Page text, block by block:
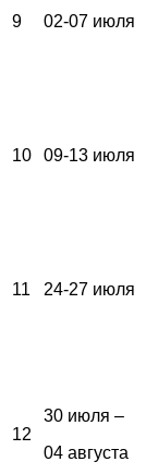
9 02-07 июля
10 09-13 июля
11 24-27 июля
12
30 июля –
04 августа